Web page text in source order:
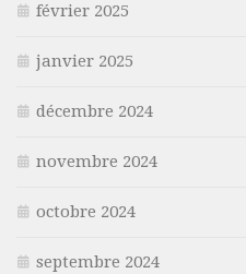
février 2025
janvier 2025
décembre 2024
novembre 2024
octobre 2024
septembre 2024